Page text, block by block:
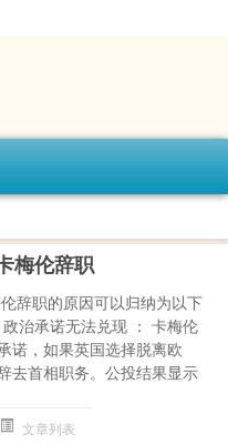
梅伦辞职
辞职的原因可以归纳为以下
政治承诺无法兑现 ： 卡梅伦
诺，如果英国选择脱离欧
去首相职务。公投结果显示
文章列表